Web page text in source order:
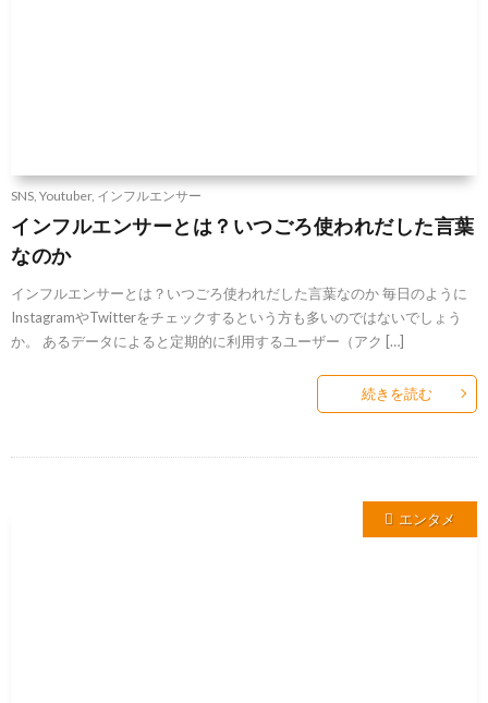
SNS Youtuber, インフルエンサー
インフルエンサーとは？いつごろ使われだした言葉
なのか
インフルエンサーとは？いつごろ使われだした言葉なのか 毎日のように
InstagramやTwitterをチェックするという方も多いのではないでしょう
か。 あるデータによると定期的に利用するユーザー（アク […]
続きを読む
エンタメ